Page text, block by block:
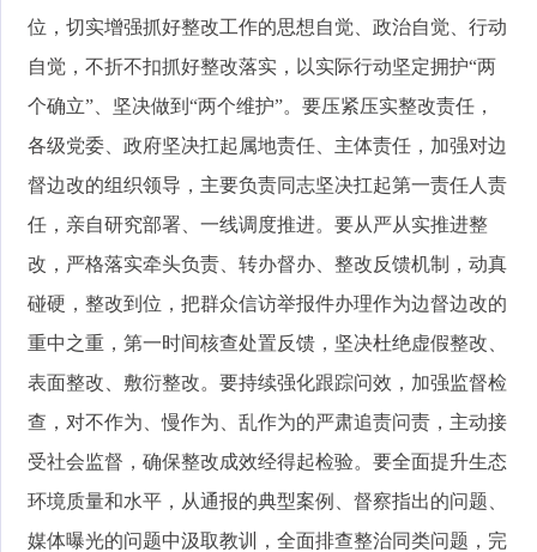
位，切实增强抓好整改工作的思想自觉、政治自觉、行动
自觉，不折不扣抓好整改落实，以实际行动坚定拥护“两
个确立”、坚决做到“两个维护”。要压紧压实整改责任，
各级党委、政府坚决扛起属地责任、主体责任，加强对边
督边改的组织领导，主要负责同志坚决扛起第一责任人责
任，亲自研究部署、一线调度推进。要从严从实推进整
改，严格落实牵头负责、转办督办、整改反馈机制，动真
碰硬，整改到位，把群众信访举报件办理作为边督边改的
重中之重，第一时间核查处置反馈，坚决杜绝虚假整改、
表面整改、敷衍整改。要持续强化跟踪问效，加强监督检
查，对不作为、慢作为、乱作为的严肃追责问责，主动接
受社会监督，确保整改成效经得起检验。要全面提升生态
环境质量和水平，从通报的典型案例、督察指出的问题、
媒体曝光的问题中汲取教训，全面排查整治同类问题，完